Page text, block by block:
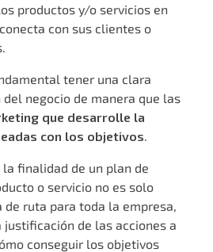
productos y/o servicios en
con sus clientes o
tener una clara
negocio de manera que las
que desarrolle la
con los objetivos.
la finalidad de un plan de
o servicio no es solo
de ruta para toda la empresa,
de las acciones a
conseguir los objetivos